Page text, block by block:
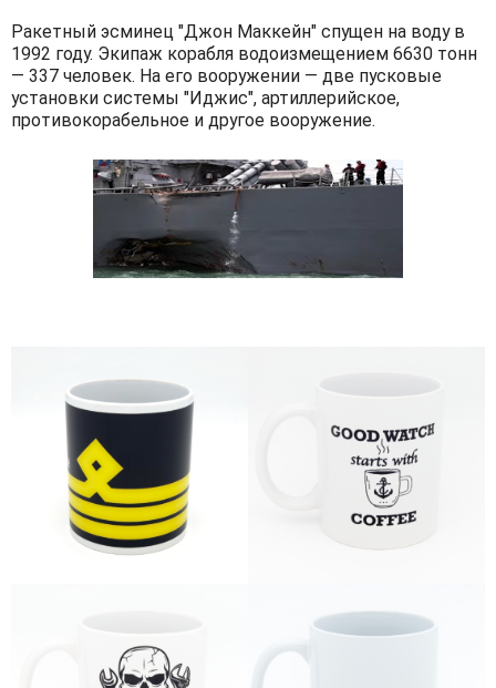
Ракетный эсминец "Джон Маккейн" спущен на воду в
1992 году. Экипаж корабля водоизмещением 6630 тонн
— 337 человек. На его вооружении — две пусковые
установки системы "Иджис", артиллерийское,
противокорабельное и другое вооружение.